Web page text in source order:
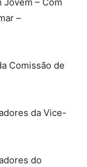
–
Comissão de
da Vice-
do